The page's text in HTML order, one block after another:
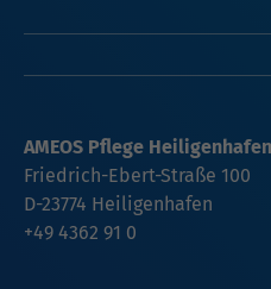
AMEOS Pflege Heiligenhafen
Friedrich-Ebert-Straße 100
D-23774 Heiligenhafen
+49 4362 91 0